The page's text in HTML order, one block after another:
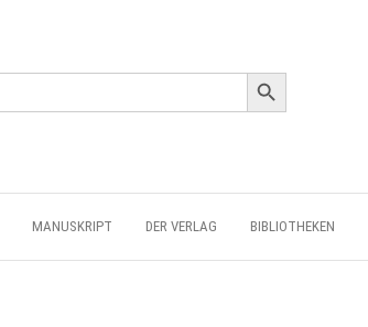
Search Button
MANUSKRIPT DER VERLAG BIBLIOTHEKEN